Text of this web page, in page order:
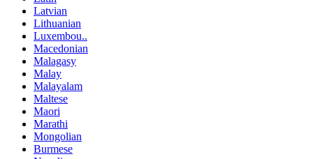
Latvian
Lithuanian
Luxembou..
Macedonian
Malagasy
Malay
Malayalam
Maltese
Maori
Marathi
Mongolian
Burmese